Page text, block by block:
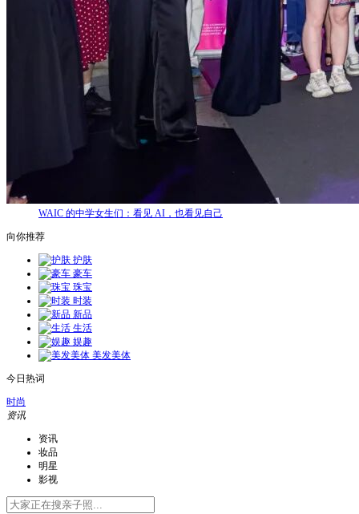
WAIC 的中学女生们：看见 AI，也看见自己
向你推荐
护肤
豪车
珠宝
时装
新品
生活
娱趣
美发美体
今日热词
时尚
资讯
资讯
妆品
明星
影视